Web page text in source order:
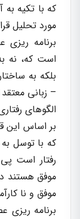
که با تکیه
مورد تحلیل
برنامه
است که، نه
بلکه به
– زبانی
الگوهای
بر اساس این
که با توسل
رفتار است
موفق هستند
موفق و نا
برنامه